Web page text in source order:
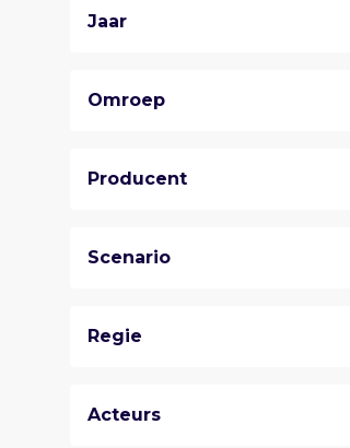
Jaar
Omroep
Producent
Scenario
Regie
Acteurs